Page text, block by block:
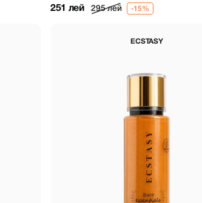
251 лей 295 лей
ECSTASY